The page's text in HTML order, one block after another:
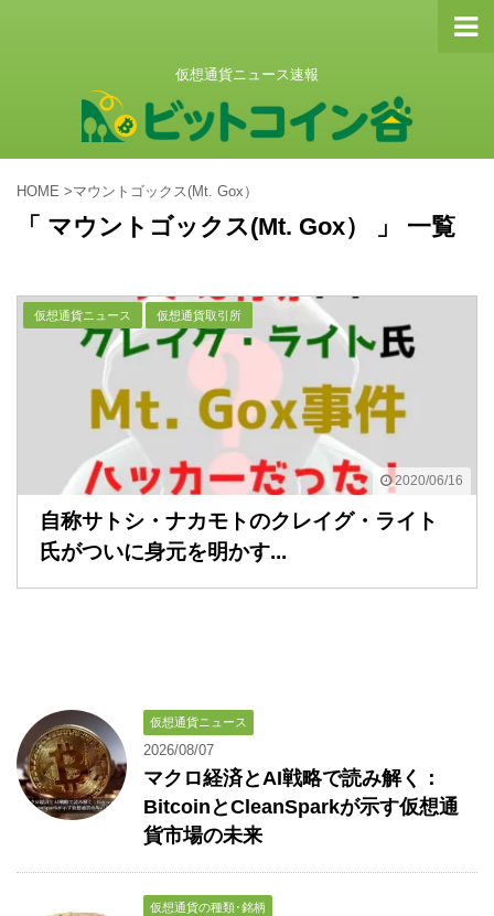
仮想通貨ニュース速報
HOME >マウントゴックス(Mt. Gox）
「 マウントゴックス(Mt. Gox） 」 一覧
2020/06/16
仮想通貨ニュース 仮想通貨取引所
自称サトシ・ナカモトのクレイグ・ライト
氏がついに身元を明かす...
仮想通貨ニュース
2026/08/07
マクロ経済とAI戦略で読み解く：
BitcoinとCleanSparkが示す仮想通
貨市場の未来
仮想通貨の種類･銘柄